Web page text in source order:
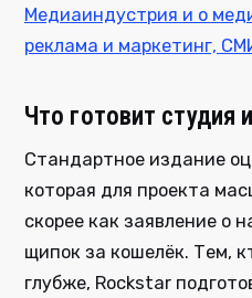
Медиаиндустрия и о
реклама и маркетинг,
Что готовит студия
Стандартное издание
которая для проекта
скорее как заявление о
щипок за кошелёк. Тем,
глубже, Rockstar